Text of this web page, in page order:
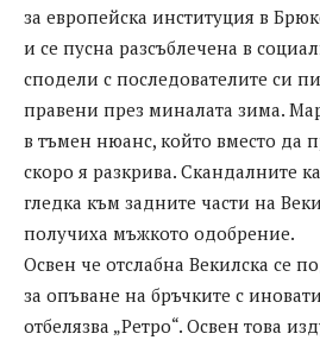
за европейска институция в
и се пусна разсъблечена в
сподели с последователите си
правени през миналата зима.
в тъмен нюанс, който вместо да
скоро я разкрива. Скандалните
гледка към задните части на
получиха мъжкото одобрение.
Освен че отслабна Векилска се
за опъване на бръчките с
отбелязва „Ретро“. Освен това